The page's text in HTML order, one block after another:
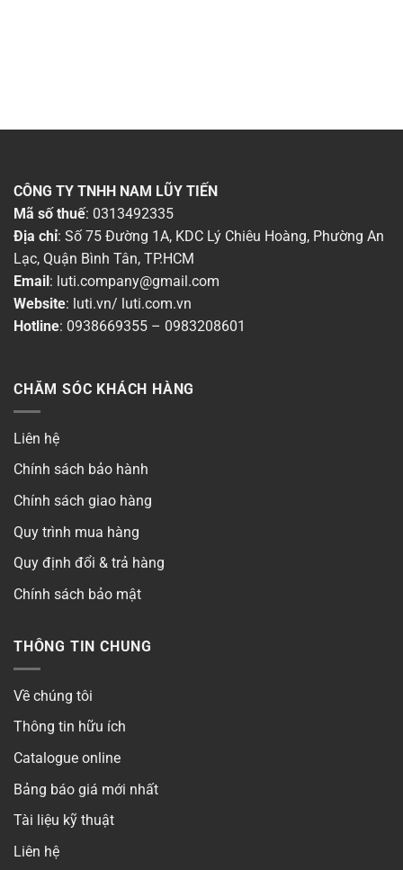
CÔNG TY TNHH NAM LŨY TIẾN
Mã số thuế: 0313492335
Địa chỉ: Số 75 Đường 1A, KDC Lý Chiêu Hoàng, Phường An
Lạc, Quận Bình Tân, TP.HCM
Email : luti.company@gmail.com
Website: luti.vn/ luti.com.vn
Hotline: 0938669355 – 0983208601
CHĂM SÓC KHÁCH HÀNG
Liên hệ
Chính sách bảo hành
Chính sách giao hàng
Quy trình mua hàng
Quy định đổi & trả hàng
Chính sách bảo mật
THÔNG TIN CHUNG
Về chúng tôi
Thông tin hữu ích
Catalogue online
Bảng báo giá mới nhất
Tài liệu kỹ thuật
Liên hệ